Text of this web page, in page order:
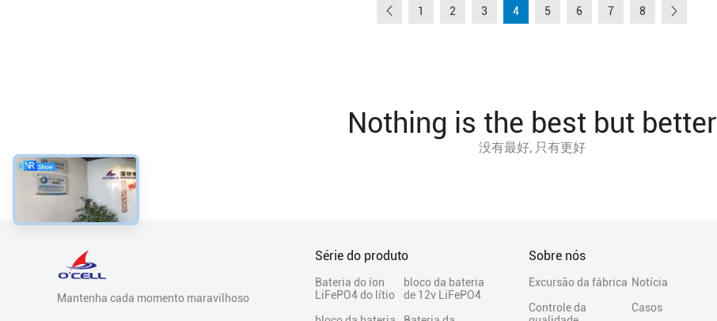
1 2 3 4 5 6 7 8
Nothing is the best but better
没有最好, 只有更好
Mantenha cada momento maravilhoso
Série do produto
Bateria do íon
LiFePO4 do lítio
bloco da bateria
de 12v LiFePO4
Sobre nós
Excursão da fábrica Notícia
Controle da
Casos